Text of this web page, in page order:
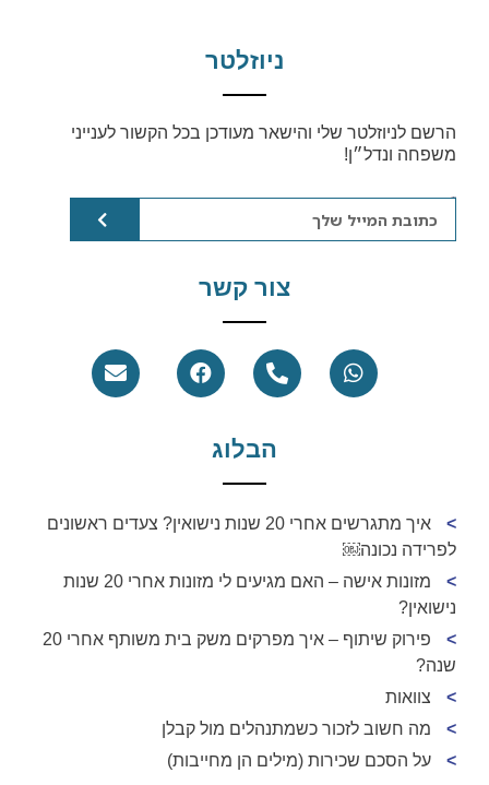
ניוזלטר
הרשם לניוזלטר שלי והישאר מעודכן בכל הקשור לענייני
משפחה ונדל״ן!
צור קשר
הבלוג
איך מתגרשים אחרי 20 שנות נישואין? צעדים ראשונים
לפרידה נכונה￼
מזונות אישה – האם מגיעים לי מזונות אחרי 20 שנות
נישואין?
פירוק שיתוף – איך מפרקים משק בית משותף אחרי 20
שנה?
צוואות
מה חשוב לזכור כשמתנהלים מול קבלן
על הסכם שכירות (מילים הן מחייבות)